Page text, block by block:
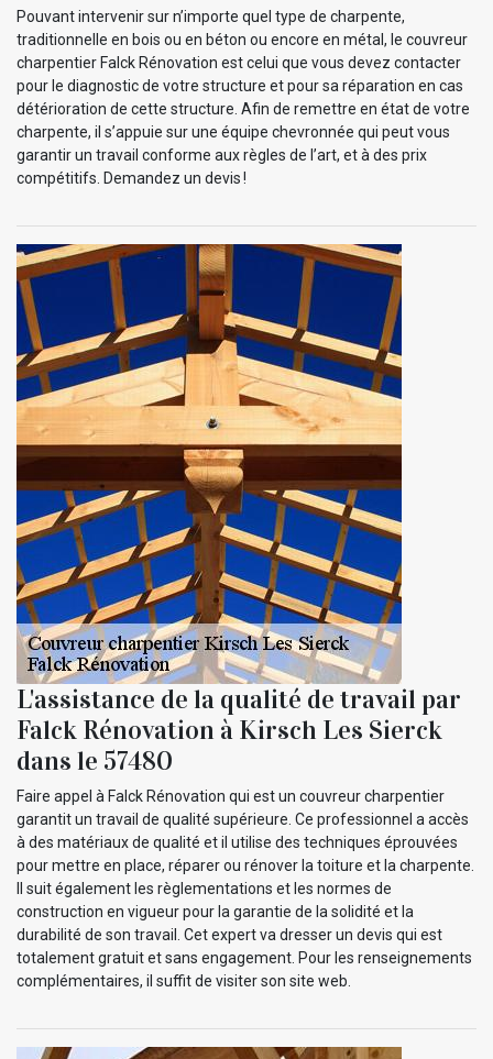
Pouvant intervenir sur n’importe quel type de charpente,
traditionnelle en bois ou en béton ou encore en métal, le couvreur
charpentier Falck Rénovation est celui que vous devez contacter
pour le diagnostic de votre structure et pour sa réparation en cas
détérioration de cette structure. Afin de remettre en état de votre
charpente, il s’appuie sur une équipe chevronnée qui peut vous
garantir un travail conforme aux règles de l’art, et à des prix
compétitifs. Demandez un devis !
L'assistance de la qualité de travail par
Falck Rénovation à Kirsch Les Sierck
dans le 57480
Faire appel à Falck Rénovation qui est un couvreur charpentier
garantit un travail de qualité supérieure. Ce professionnel a accès
à des matériaux de qualité et il utilise des techniques éprouvées
pour mettre en place, réparer ou rénover la toiture et la charpente.
Il suit également les règlementations et les normes de
construction en vigueur pour la garantie de la solidité et la
durabilité de son travail. Cet expert va dresser un devis qui est
totalement gratuit et sans engagement. Pour les renseignements
complémentaires, il suffit de visiter son site web.